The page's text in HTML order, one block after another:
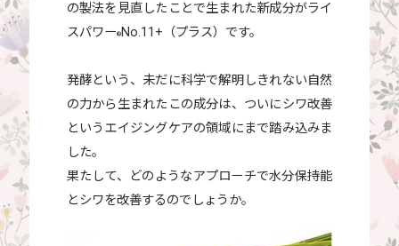
の製法を見直したことで生まれた新成分がライ
スパワー®No.11+（プラス）です。
発酵という、未だに科学で解明しきれない自然
の力から生まれたこの成分は、ついにシワ改善
というエイジングケアの領域にまで踏み込みま
した。
果たして、どのようなアプローチで水分保持能
とシワを改善するのでしょうか。